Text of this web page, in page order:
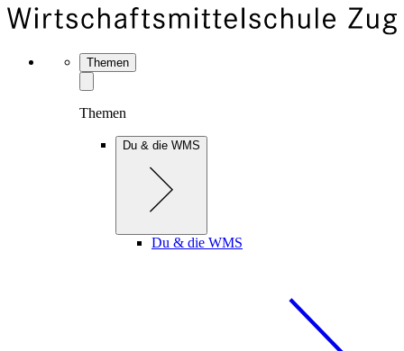
Themen
Themen
Du & die WMS
Du & die WMS